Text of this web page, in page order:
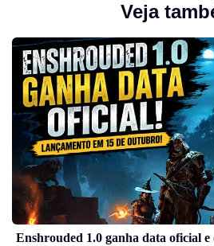
Veja
Enshrouded 1.0 ganha data oficial e